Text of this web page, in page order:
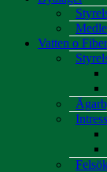
Vatten o Fiber